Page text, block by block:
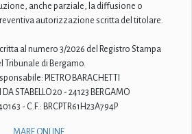
anche parziale, la diffusione o
autorizzazione scritta del titolare.
al numero 3/2026 del Registro Stampa
Tribunale di Bergamo.
PIETRO BARACHETTI
DA STABELLO 20 - 24123 BERGAMO
- C.F.: BRCPTR61H23A794P
MARE ONLINE